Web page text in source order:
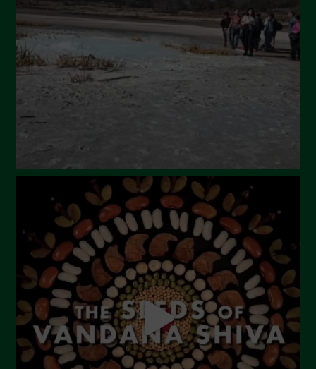
Luglio 2024
Maggio 2024
Aprile 2024
Marzo 2024
Febbraio 2024
Ottobre 2023
Settembre 2023
Agosto 2023
Luglio 2023
Giugno 2023
Maggio 2023
Aprile 2023